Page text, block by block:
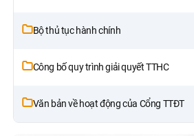
Bộ thủ tục hành chính
Công bố quy trình giải quyết TTHC
Văn bản về hoạt động của Cổng TTĐT